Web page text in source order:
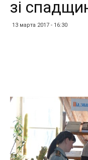
зі
13 марта 2017 - 16:30